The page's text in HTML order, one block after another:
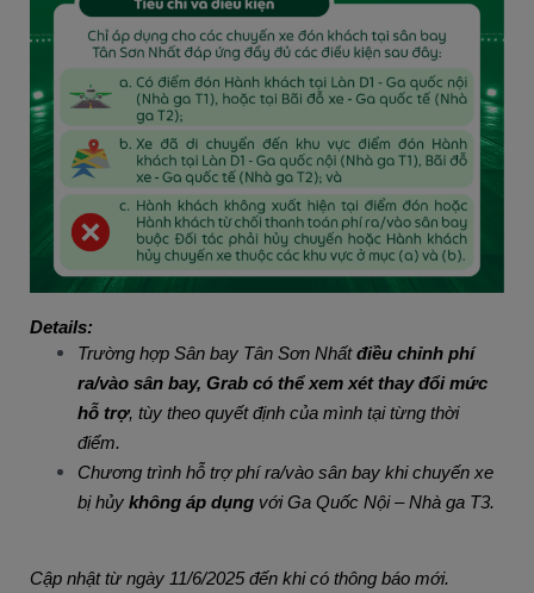
Details:
Trường hợp Sân bay Tân Sơn Nhấtđiều chỉnh phí
ra/vào sân bay, Grab có thể xem xét thay đổi mức
hỗ trợ, tùy theo quyết định của mình tại từng thời
điểm.
Chương trình hỗ trợ phí ra/vào sân bay khi chuyến xe
bị hủy không áp dụng với Ga Quốc Nội – Nhà ga T3.
Cập nhật từ ngày 11/6/2025 đến khi có thông báo mới.